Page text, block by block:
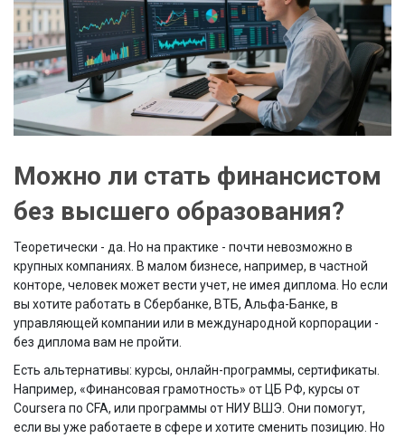
Можно ли стать финансистом
без высшего образования?
Теоретически - да. Но на практике - почти невозможно в
крупных компаниях. В малом бизнесе, например, в частной
конторе, человек может вести учет, не имея диплома. Но если
вы хотите работать в Сбербанке, ВТБ, Альфа-Банке, в
управляющей компании или в международной корпорации -
без диплома вам не пройти.
Есть альтернативы: курсы, онлайн-программы, сертификаты.
Например, «Финансовая грамотность» от ЦБ РФ, курсы от
Coursera по CFA, или программы от НИУ ВШЭ. Они помогут,
если вы уже работаете в сфере и хотите сменить позицию. Но